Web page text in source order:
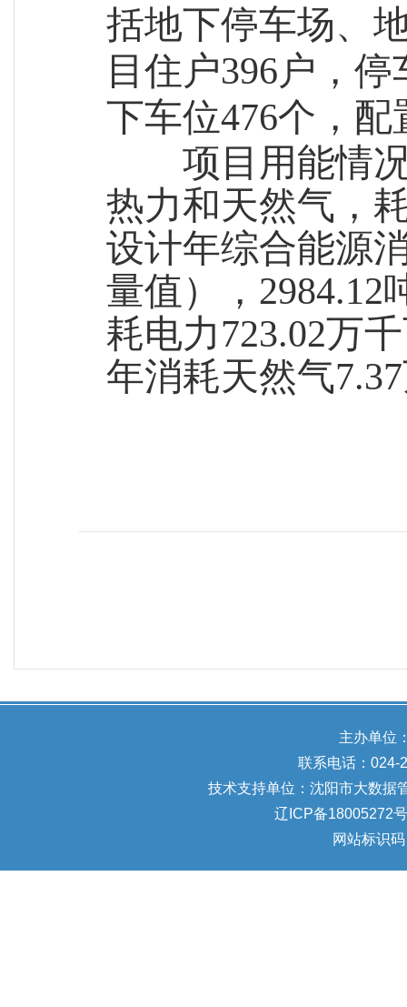
括地下停车场、
目住户396户，
下车位476个，
项目用能情
热力和天然气，
设计年综合能源
量值），2984.12
耗电力723.02万
年消耗天然气